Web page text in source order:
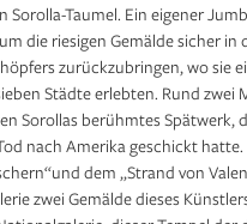
Sorolla-Taumel. Ein eigener
die riesigen Gemälde sicher in
zurückzubringen, wo sie
Städte erlebten. Rund zwei
Sorollas berühmtes Spätwerk,
nach Amerika geschickt
dem „Strand von
zwei Gemälde dieses